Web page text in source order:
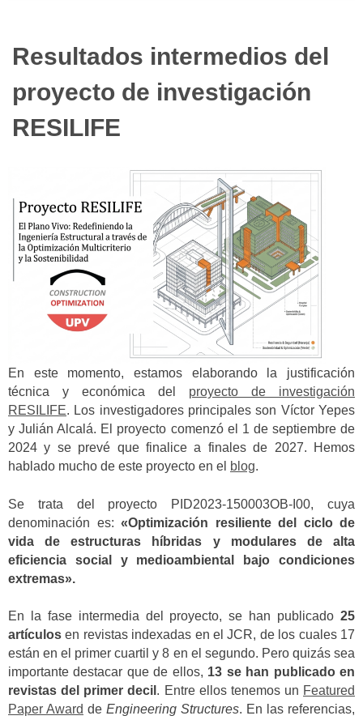
Resultados intermedios del
proyecto de investigación
RESILIFE
En este momento, estamos elaborando la justificación
técnica y económica del proyecto de investigación
RESILIFE. Los investigadores principales son Víctor Yepes
y Julián Alcalá. El proyecto comenzó el 1 de septiembre de
2024 y se prevé que finalice a finales de 2027. Hemos
hablado mucho de este proyecto en el blog.
Se trata del proyecto PID2023-150003OB-I00, cuya
denominación es: «Optimización resiliente del ciclo de
vida de estructuras híbridas y modulares de alta
eficiencia social y medioambiental bajo condiciones
extremas».
En la fase intermedia del proyecto, se han publicado 25
artículos en revistas indexadas en el JCR, de los cuales 17
están en el primer cuartil y 8 en el segundo. Pero quizás sea
importante destacar que de ellos, 13 se han publicado en
revistas del primer decil . Entre ellos tenemos un Featured
Paper Award de Engineering Structures. En las referencias,